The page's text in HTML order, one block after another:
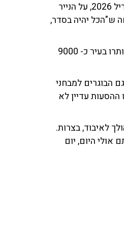
"צריך להזכיר את המספרים- קרית שמונה מנתה בשיאה כ- 26,000 תושבים עד סוף אפריל 2026, על הנייר
הבטחה ש"הכל יהיה בסדר,
"אז תמונת המצב העגומה היא, שנכון להיום העיר התרוקנה מתושביה בשני שליש, והיום נותרו בעיר כ- 9000
הבוגרים למבחני
עדיין לא
לאיבוד, בצרות.
אולי היום, יום